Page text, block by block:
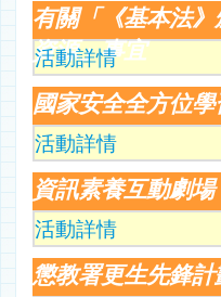
有關「《基本法
資源」事宜
活動詳情
國家安全全方位
活動詳情
資訊素養互動劇場
活動詳情
懲教署更生先鋒計